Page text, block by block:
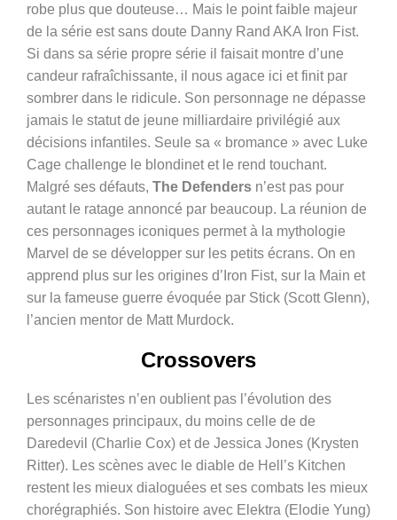
robe plus que douteuse… Mais le point faible majeur
de la série est sans doute Danny Rand AKA Iron Fist.
Si dans sa série propre série il faisait montre d’une
candeur rafraîchissante, il nous agace ici et finit par
sombrer dans le ridicule. Son personnage ne dépasse
jamais le statut de jeune milliardaire privilégié aux
décisions infantiles. Seule sa « bromance » avec Luke
Cage challenge le blondinet et le rend touchant.
Malgré ses défauts, The Defenders n’est pas pour
autant le ratage annoncé par beaucoup. La réunion de
ces personnages iconiques permet à la mythologie
Marvel de se développer sur les petits écrans. On en
apprend plus sur les origines d’Iron Fist, sur la Main et
sur la fameuse guerre évoquée par Stick (Scott Glenn),
l’ancien mentor de Matt Murdock.
Crossovers
Les scénaristes n’en oublient pas l’évolution des
personnages principaux, du moins celle de de
Daredevil (Charlie Cox) et de Jessica Jones (Krysten
Ritter). Les scènes avec le diable de Hell’s Kitchen
restent les mieux dialoguées et ses combats les mieux
chorégraphiés. Son histoire avec Elektra (Elodie Yung)